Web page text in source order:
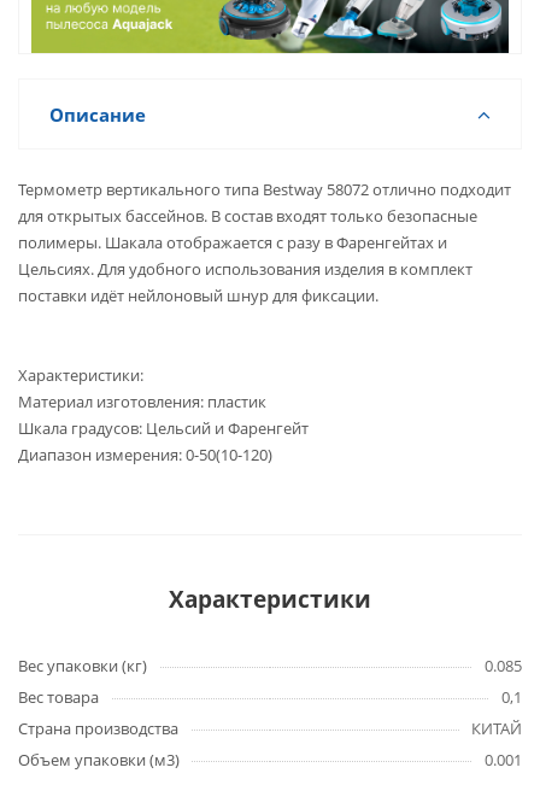
Описание
Термометр вертикального типа Bestway 58072 отлично подходит
для открытых бассейнов. В состав входят только безопасные
полимеры. Шакала отображается с разу в Фаренгейтах и
Цельсиях. Для удобного использования изделия в комплект
поставки идёт нейлоновый шнур для фиксации.
Характеристики:
Материал изготовления: пластик
Шкала градусов: Цельсий и Фаренгейт
Диапазон измерения: 0-50(10-120)
Характеристики
Вес упаковки (кг)
0.085
Вес товара
0,1
Страна производства
КИТАЙ
Объем упаковки (м3)
0.001